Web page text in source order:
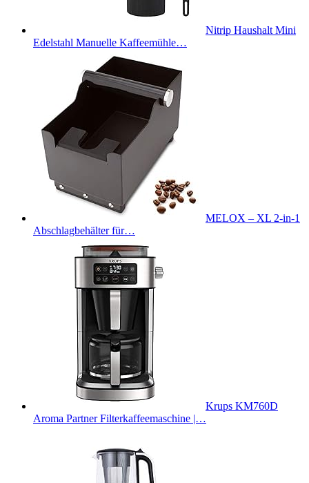
Nitrip Haushalt Mini
Edelstahl Manuelle Kaffeemühle…
MELOX – XL 2-in-1
Abschlagbehälter für…
Krups KM760D
Aroma Partner Filterkaffeemaschine |…